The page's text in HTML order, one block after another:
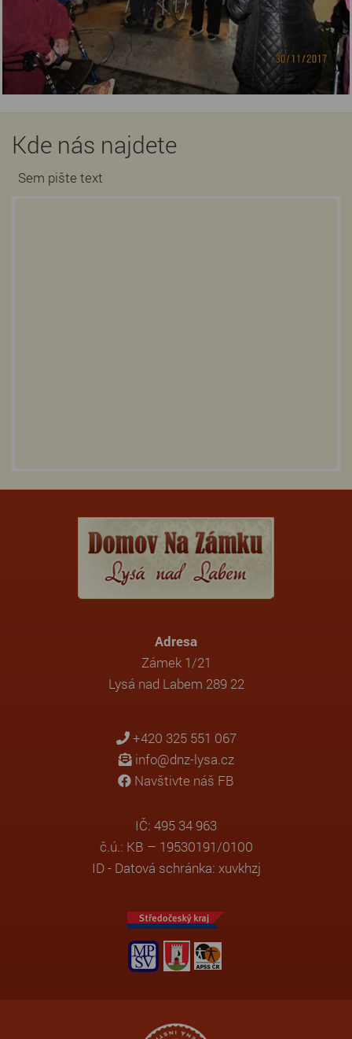
Kde nás najdete
Sem pište text
Adresa
Zámek 1/21
Lysá nad Labem 289 22
+420 325 551 067
info@dnz-lysa.cz
Navštivte náš FB
IČ: 495 34 963
č.ú.: KB – 19530191/0100
ID - Datová schránka: xuvkhzj